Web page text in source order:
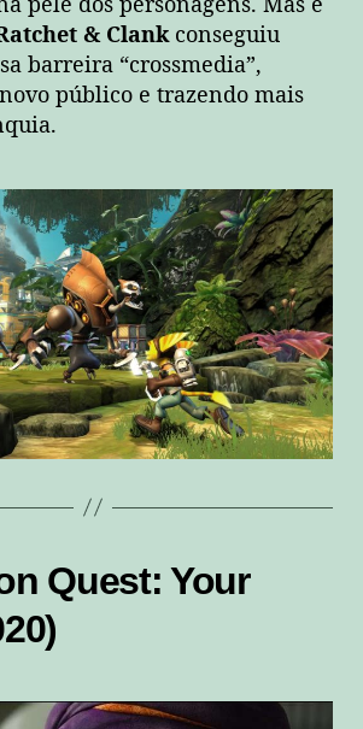
& Clankconseguiu
barreira “crossmedia”,
público e trazendo mais
Quest: Your